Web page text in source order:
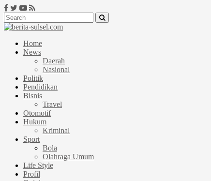
Home
News
Daerah
Nasional
Politik
Pendidikan
Bisnis
Travel
Otomotif
Hukum
Kriminal
Sport
Bola
Olahraga Umum
Life Style
Profil